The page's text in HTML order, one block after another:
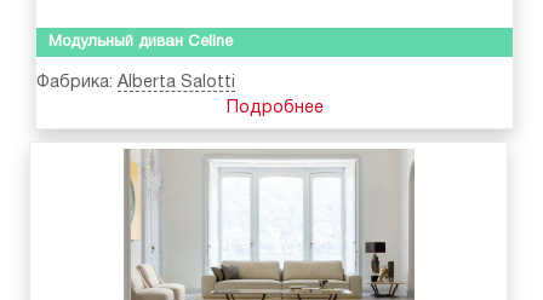
Модульный диван Celine
Фабрика: Alberta Salotti
Подробнее